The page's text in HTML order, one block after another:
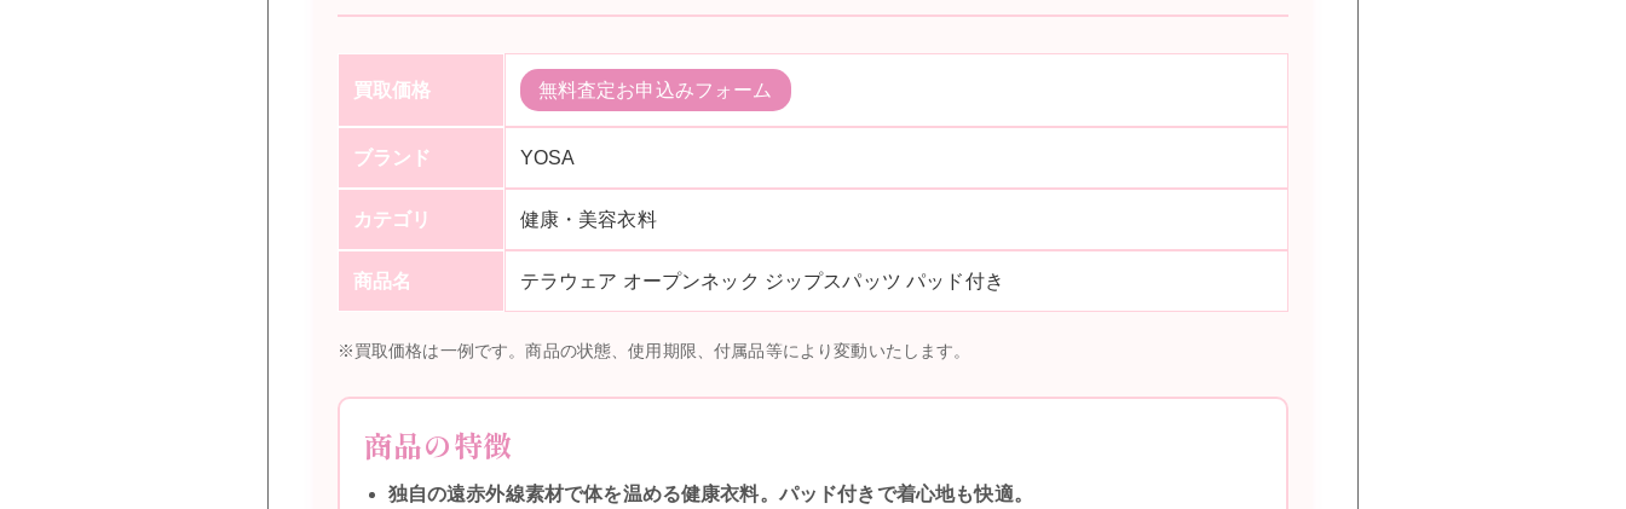
買取価格 無料査定お申込みフォーム
ブランド YOSA
カテゴリ 健康・美容衣料
商品名 テラウェア オープンネック ジップスパッツ パッド付き
※買取価格は一例です。商品の状態、使用期限、付属品等により変動いたします。
商品の特徴
独自の遠赤外線素材で体を温める健康衣料。パッド付きで着心地も快適。